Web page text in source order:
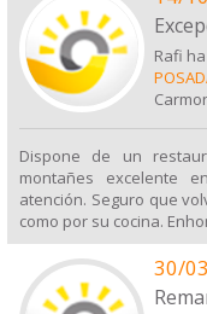
Rafi
Dispone de un
montañes excelente
atención. Seguro que
como por su cocina.
30/